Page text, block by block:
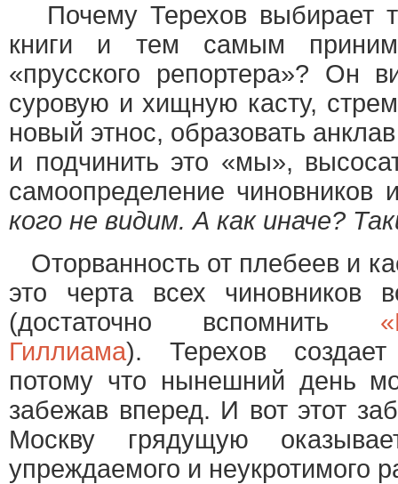
Почему Терехов выбирает
книги и тем самым
«прусского репортера»? Он
суровую и хищную касту,
новый этнос, образовать
и подчинить это «мы»,
самоопределение чиновников
кого не видим. А как иначе?
Оторванность от плебеев и
это черта всех чиновников
(достаточно вспомнить
Гиллиама). Терехов
потому что нынешний день
забежав вперед. И вот этот
Москву грядущую
упреждаемого и неукротимого